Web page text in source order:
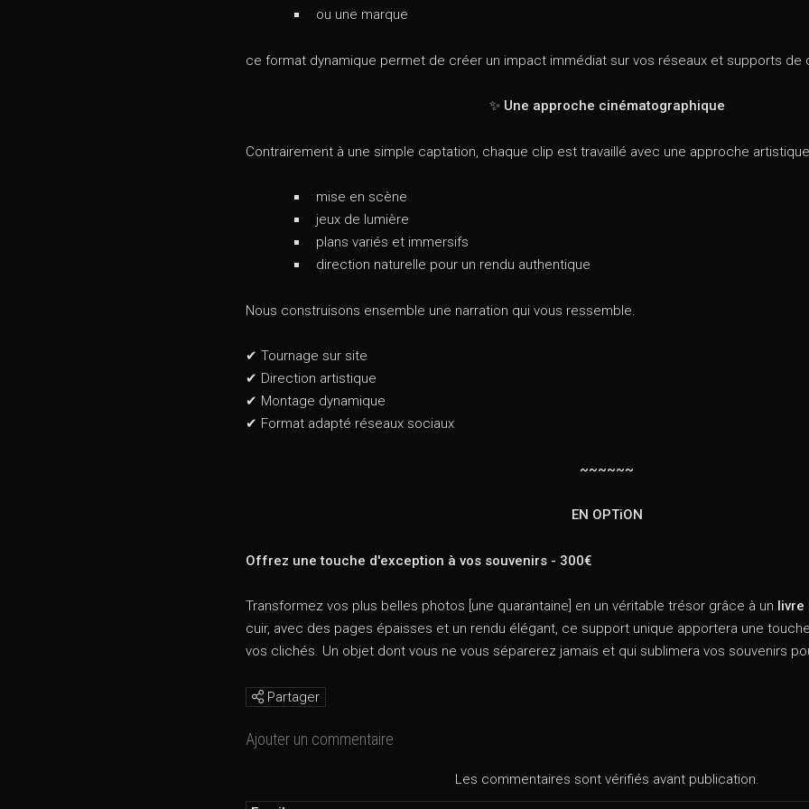
ou une marque
ce format dynamique permet de créer un impact immédiat sur vos réseaux et supports de
✨ Une approche cinématographique
Contrairement à une simple captation, chaque clip est travaillé avec une approche
mise en scène
jeux de lumière
plans variés et immersifs
direction naturelle pour un rendu authentique
Nous construisons ensemble une narration qui vous ressemble.
✔ Tournage sur site
✔ Direction artistique
✔ Montage dynamique
✔ Format adapté réseaux sociaux
~~~~~~
EN OPTiON
Offrez une touche d'exception à vos souvenirs - 300€
Transformez vos plus belles photos [une quarantaine] en un véritable trésor grâce à un
cuir, avec des pages épaisses et un rendu élégant, ce support unique apportera une
vos clichés. Un objet dont vous ne vous séparerez jamais et qui sublimera vos souvenirs
Partager
Ajouter un commentaire
Les commentaires sont vérifiés avant publication.